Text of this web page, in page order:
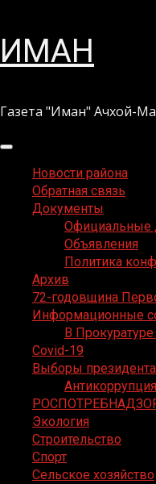
Перейти
кИМАН
Газета "Иман" Ачхой-
Основное
менюНовости района
Обратная связь
Документы
Официальные
Объявления
Политика
Архив
72-годовщина
Информационные
В
Covid-19
Выборы
Антикоррупция
Экология
Строительство
Спорт
Сельское хозяйство